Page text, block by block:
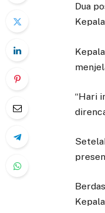
Dua
“Hari